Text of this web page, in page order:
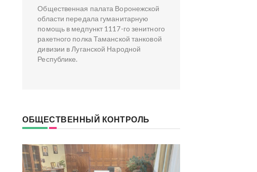
Общественная палата Воронежской
области передала гуманитарную
помощь в медпункт 1117-го зенитного
ракетного полка Таманской танковой
дивизии в Луганской Народной
Республике.
ОБЩЕСТВЕННЫЙ КОНТРОЛЬ